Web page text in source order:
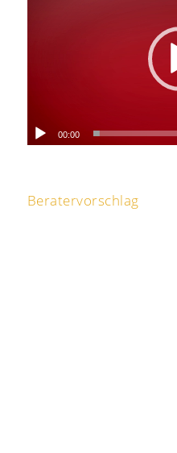
00:00
Beratervorschlag